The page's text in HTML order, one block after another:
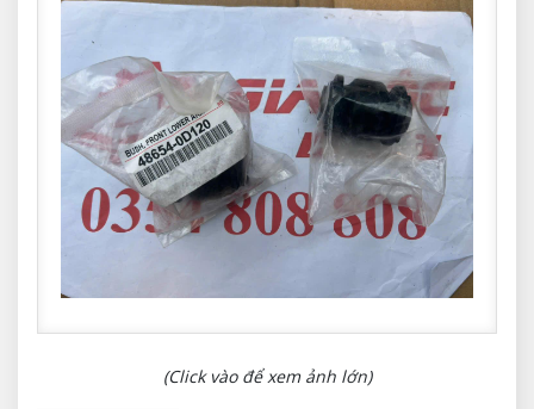
(Click vào để xem ảnh lớn)